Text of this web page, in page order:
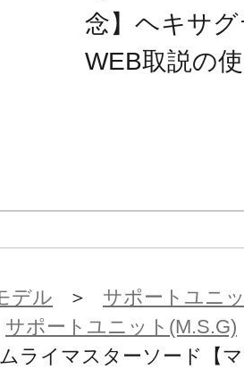
念】ヘキサ
WEB取説の
デル ＞ サポートユニ
サポートユニット(M.S.G)
ライマスターソード【